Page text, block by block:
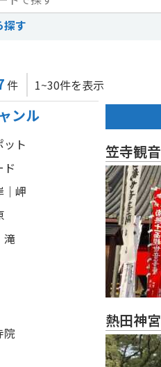
探す
件 1~30件を表示
ンル
ット
ド
｜岬
滝
院
笠寺観音
熱田神宮